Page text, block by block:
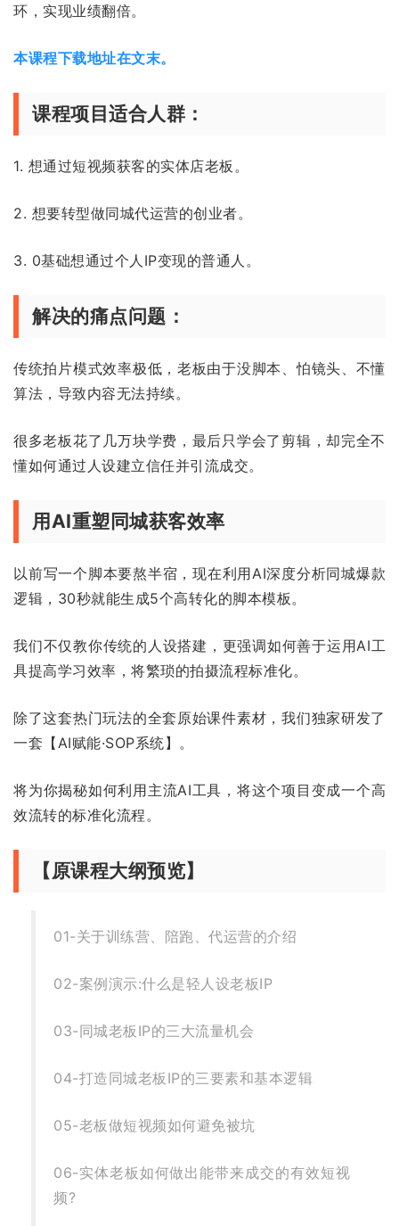
环，实现业绩翻倍。
本课程下载地址在文末。
课程项目适合人群：
1. 想通过短视频获客的实体店老板。
2. 想要转型做同城代运营的创业者。
3. 0基础想通过个人IP变现的普通人。
解决的痛点问题：
传统拍片模式效率极低，老板由于没脚本、怕镜头、不懂
算法，导致内容无法持续。
很多老板花了几万块学费，最后只学会了剪辑，却完全不
懂如何通过人设建立信任并引流成交。
用AI重塑同城获客效率
以前写一个脚本要熬半宿，现在利用AI深度分析同城爆款
逻辑，30秒就能生成5个高转化的脚本模板。
我们不仅教你传统的人设搭建，更强调如何善于运用AI工
具提高学习效率，将繁琐的拍摄流程标准化。
除了这套热门玩法的全套原始课件素材，我们独家研发了
一套【AI赋能·SOP系统】。
将为你揭秘如何利用主流AI工具，将这个项目变成一个高
效流转的标准化流程。
【原课程大纲预览】
01-关于训练营、陪跑、代运营的介绍
02-案例演示:什么是轻人设老板IP
03-同城老板IP的三大流量机会
04-打造同城老板IP的三要素和基本逻辑
05-老板做短视频如何避免被坑
06-实体老板如何做出能带来成交的有效短视
频?